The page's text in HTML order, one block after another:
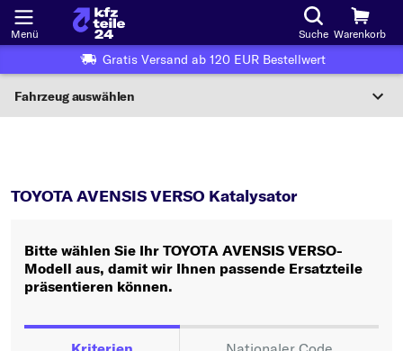
Menü Suche Warenkorb
Gratis Versand ab 120 EUR Bestellwert
Fahrzeug auswählen
Wo finde ich die?
Oder
Oder Fahrzeugauswahl nach Kriterien:
Hersteller wählen
TOYOTA AVENSIS VERSO Katalysator
Bitte wählen Sie Ihr TOYOTA AVENSIS VERSO-
Modell aus, damit wir Ihnen passende Ersatzteile
präsentieren können.